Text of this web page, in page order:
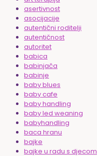
asertivnost
asocijacije
autentični roditelji
autentičnost
autoritet
babica
babinjača
babinje
baby blues
baby cafe
baby handling
baby led weaning
babyhandling
baca hranu
bajke
bajke u radu s djecom